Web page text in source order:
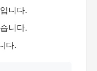
니다.
니다.
다.